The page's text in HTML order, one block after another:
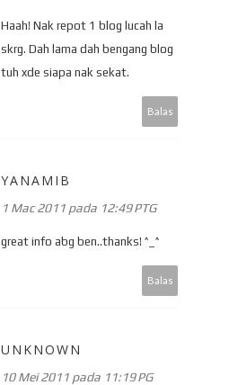
Haah! Nak repot 1 blog lucah la
skrg. Dah lama dah bengang blog
tuh xde siapa nak sekat.
Balas
YANAMIB
1 Mac 2011 pada 12:49 PTG
great info abg ben..thanks! ^_^
Balas
UNKNOWN
10 Mei 2011 pada 11:19 PG